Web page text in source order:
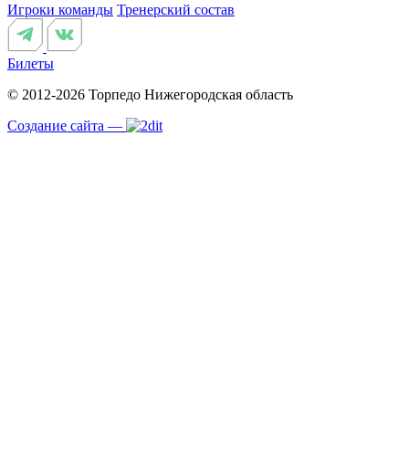
Игроки команды Тренерский состав
Билеты
© 2012-2026 Торпедо Нижегородская область
Создание сайта —